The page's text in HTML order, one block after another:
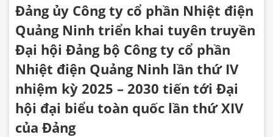
Đảng ủy Công ty cổ phần Nhiệt điện
Quảng Ninh triển khai tuyên truyền
Đại hội Đảng bộ Công ty cổ phần
Nhiệt điện Quảng Ninh lần thứ IV
nhiệm kỳ 2025 – 2030 tiến tới Đại
hội đại biểu toàn quốc lần thứ XIV
của Đảng